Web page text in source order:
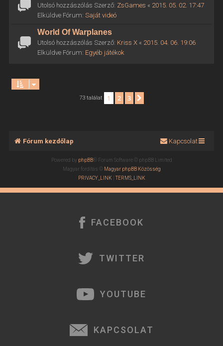
Utolsó hozzászólás Szerző: ZsGames « 2015. 05. 02. 17:47
Elküldve Fórum: Saját videó
World Of Warplanes
Utolsó hozzászólás Szerző: Kriss X« 2015. 04. 06. 19:06
Elküldve Fórum: Egyéb játékok
73 találat 1 2 3
Fórum kezdőlap Kapcsolat
Powered by phpBB® Forum Software © phpBB Limited
Magyar fordítás ©
Magyar phpBB Közösség
PRIVACY_LINK| TERMS_LINK
FACEBOOK
TWITTER
YOUTUBE
KAPCSOLAT